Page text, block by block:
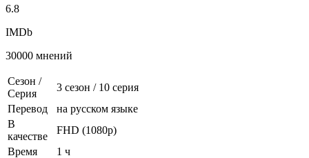
6.8
IMDb
30000 мнений
Сезон /
Серия
3 сезон / 10 серия
Перевод
на русском языке
В
качестве
FHD (1080p)
Время
1 ч